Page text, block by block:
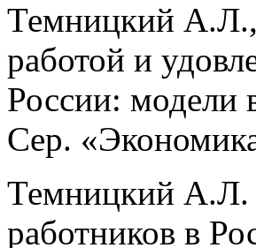
Темницкий А.Л.,
работой и
России: модели
Сер.
Темницкий А.Л.
работников в